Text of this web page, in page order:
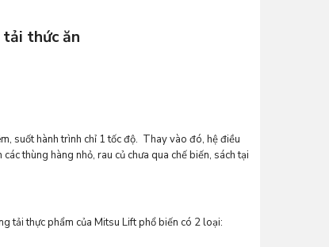
thức ăn
suốt hành trình chỉ 1 tốc độ. Thay vào đó, hệ điều
thùng hàng nhỏ, rau củ chưa qua chế biến, sách tại
tải thực phẩm của Mitsu Lift phổ biến có 2 loại: